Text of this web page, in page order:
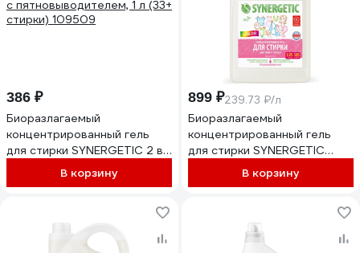
386 ₽
Биоразлагаемый
концентрированный гель
для стирки SYNERGETIC 2 в 1
c пятновыводителем, 1 л (33+
стирки) 109509
В корзину
899 ₽239.73 ₽/л
Биоразлагаемый
концентрированный гель
для стирки SYNERGETIC
COLOR, 3,75 л (125 стирок)
В корзину